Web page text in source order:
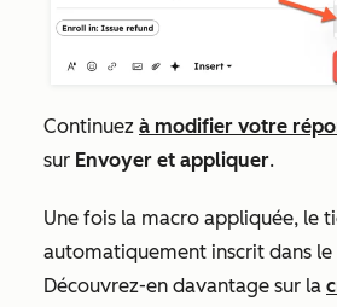
Continuez à modifier votre
sur Envoyer et appliquer.
Une fois la macro appliquée, le
automatiquement inscrit dans
Découvrez-en davantage sur la